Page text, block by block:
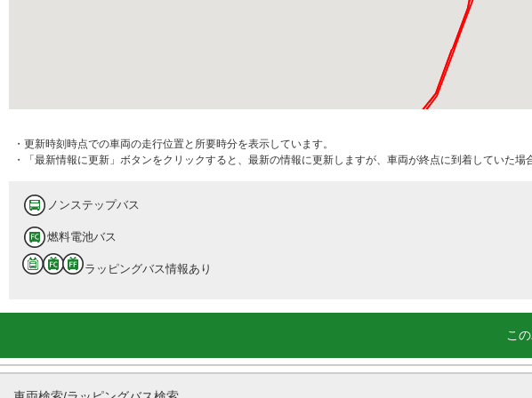
・更新時刻時点での車両の走行位置と所要時分を表示しています。
・「最新情報に更新」ボタンをクリックすると、最新の情報に更新しますが、車両が終点に到着していた場
ノンステップバス
燃料電池バス
ラッピングバス情報あり
こ